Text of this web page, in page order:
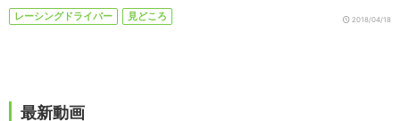
レーシングドライバー 見どころ 2018/04/18
最新動画